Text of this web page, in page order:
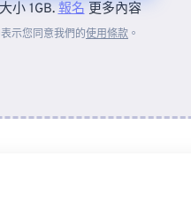
裝置
小 1GB.報名更多內容
示您同意我們的使用條款 。